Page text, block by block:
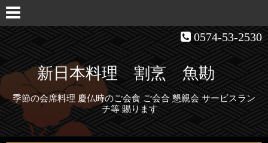
0574-53-2530
新日本料理 割烹 魚勘
季節の会席料理 慶仏時のご会食 ご会合 懇親会 サービスラン
チ等 賜ります